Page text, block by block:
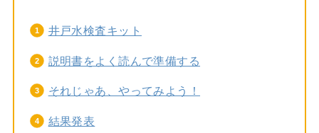
井戸水検査キット
説明書をよく読んで準備する
それじゃあ、やってみよう！
結果発表